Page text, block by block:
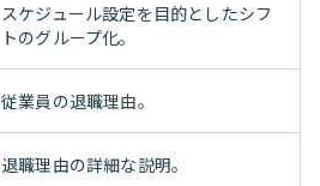
スケジュール設定を目的としたシフ
トのグループ化。
従業員の退職理由。
退職理由の詳細な説明。